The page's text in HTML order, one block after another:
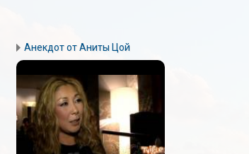
Анекдот от Аниты Цой